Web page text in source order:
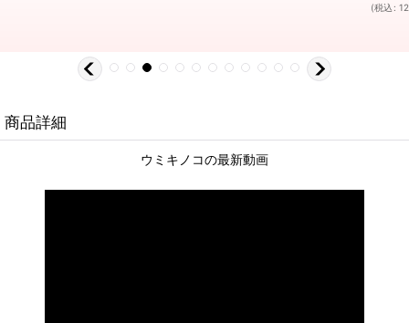
(税込 :
商品詳細
ウミキノコの最新動画